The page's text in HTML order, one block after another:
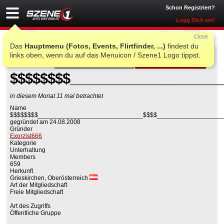
Schon Registriert?
Logg Dich ein!
Das Hauptmenu (Fotos, Events, Flirtfinder, ...) findest du
links oben, wenn du auf das Menuicon / Szene1 Logo tippst.
Close
in diesem Monat 11 mal betrachtet
Name
gegründet am 24.08.2008
Gründer
Exorzist666
Kategorie
Unterhaltung
Members
659
Herkunft
Grieskirchen, Oberösterreich
Art der Mitgliedschaft
Freie Mitgliedschaft
Art des Zugriffs
Öffentliche Gruppe